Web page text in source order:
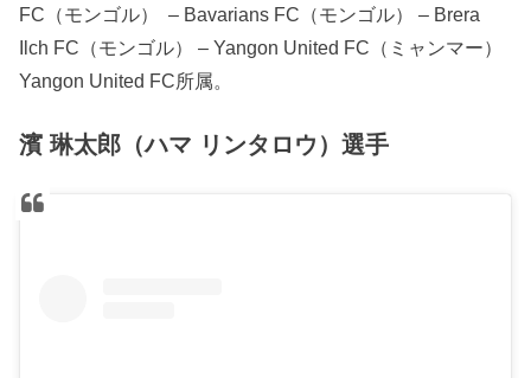
FC（モンゴル） – Bavarians FC（モンゴル） – Brera
Ilch FC（モンゴル） – Yangon United FC（ミャンマー）
Yangon United FC所属。
濱 琳太郎（ハマ リンタロウ）選手